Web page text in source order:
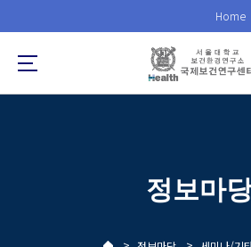
로
메
Home
정보마